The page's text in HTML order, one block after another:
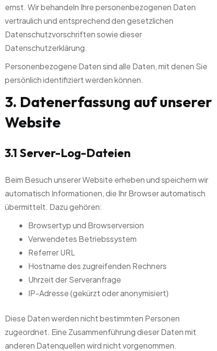
ernst. Wir behandeln Ihre personenbezogenen Daten
vertraulich und entsprechend den gesetzlichen
Datenschutzvorschriften sowie dieser
Datenschutzerklärung.
Personenbezogene Daten sind alle Daten, mit denen Sie
persönlich identifiziert werden können.
3. Datenerfassung auf unserer
Website
3.1 Server-Log-Dateien
Beim Besuch unserer Website erheben und speichern wir
automatisch Informationen, die Ihr Browser automatisch
übermittelt. Dazu gehören:
Browsertyp und Browserversion
Verwendetes Betriebssystem
Referrer URL
Hostname des zugreifenden Rechners
Uhrzeit der Serveranfrage
IP-Adresse (gekürzt oder anonymisiert)
Diese Daten werden nicht bestimmten Personen
zugeordnet. Eine Zusammenführung dieser Daten mit
anderen Datenquellen wird nicht vorgenommen.